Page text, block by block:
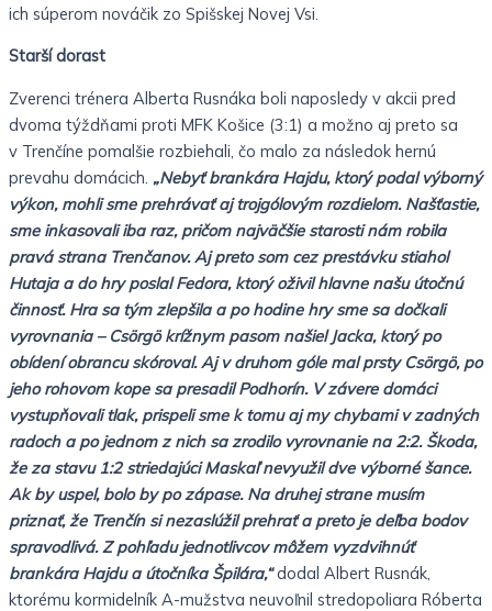
ich súperom nováčik zo Spišskej Novej Vsi.
Starší dorast
Zverenci trénera Alberta Rusnáka boli naposledy v akcii pred
dvoma týždňami proti MFK Košice (3:1) a možno aj preto sa
v Trenčíne pomalšie rozbiehali, čo malo za následok hernú
prevahu domácich. „Nebyť brankára Hajdu, ktorý podal výborný
výkon, mohli sme prehrávať aj trojgólovým rozdielom. Našťastie,
sme inkasovali iba raz, pričom najväčšie starosti nám robila
pravá strana Trenčanov. Aj preto som cez prestávku stiahol
Hutaja a do hry poslal Fedora, ktorý oživil hlavne našu útočnú
činnosť. Hra sa tým zlepšila a po hodine hry sme sa dočkali
vyrovnania – Csörgö krížnym pasom našiel Jacka, ktorý po
obídení obrancu skóroval. Aj v druhom góle mal prsty Csörgö, po
jeho rohovom kope sa presadil Podhorín. V závere domáci
vystupňovali tlak, prispeli sme k tomu aj my chybami v zadných
radoch a po jednom z nich sa zrodilo vyrovnanie na 2:2. Škoda,
že za stavu 1:2 striedajúci Maskaľ nevyužil dve výborné šance.
Ak by uspel, bolo by po zápase. Na druhej strane musím
priznať, že Trenčín si nezaslúžil prehrať a preto je deľba bodov
spravodlivá. Z pohľadu jednotlivcov môžem vyzdvihnúť
brankára Hajdu a útočníka Špilára,“dodal Albert Rusnák,
ktorému kormidelník A-mužstva neuvoľnil stredopoliara Róberta